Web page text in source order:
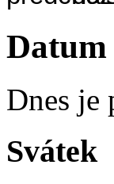
Datum
Dnes je
Svátek